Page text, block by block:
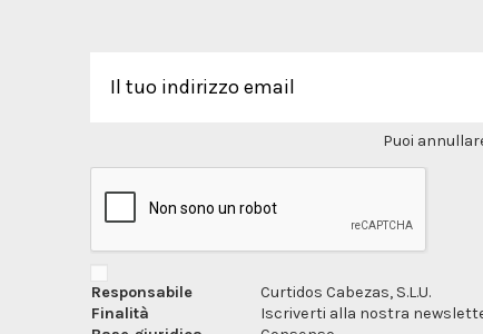
Puoi
Responsabile
Curtidos Cabezas, S.L.U.
Finalità
Iscriverti alla nostra